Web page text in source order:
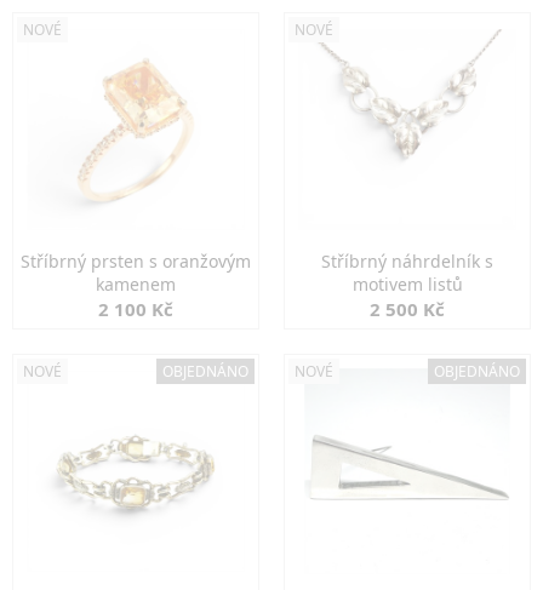
NOVÉ
Stříbrný prsten s oranžovým
kamenem
2 100 Kč
NOVÉ
Stříbrný náhrdelník s
motivem listů
2 500 Kč
NOVÉ OBJEDNÁNO NOVÉ OBJEDNÁNO